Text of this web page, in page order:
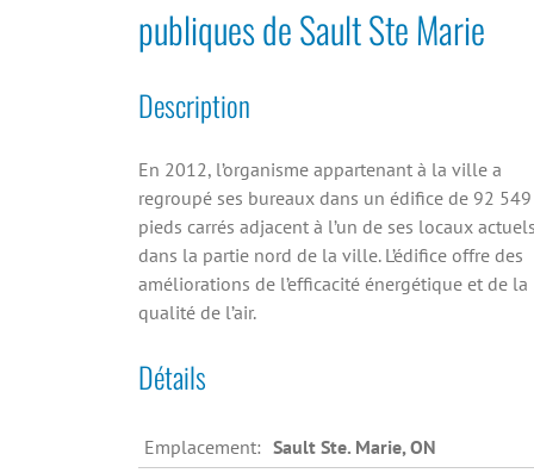
publiques de Sault Ste Marie
Description
En 2012, l’organisme appartenant à la ville a
regroupé ses bureaux dans un édifice de 92 549
pieds carrés adjacent à l’un de ses locaux
dans la partie nord de la ville. L’édifice offre des
améliorations de l’efficacité énergétique et de la
qualité de l’air.
Détails
Emplacement: Sault Ste. Marie, ON